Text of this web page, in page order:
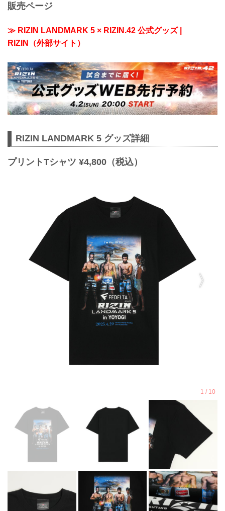
販売ページ
≫ RIZIN LANDMARK 5 × RIZIN.42 公式グッズ |
RIZIN（外部サイト）
RIZIN LANDMARK 5 グッズ詳細
プリントTシャツ ¥4,800（税込）